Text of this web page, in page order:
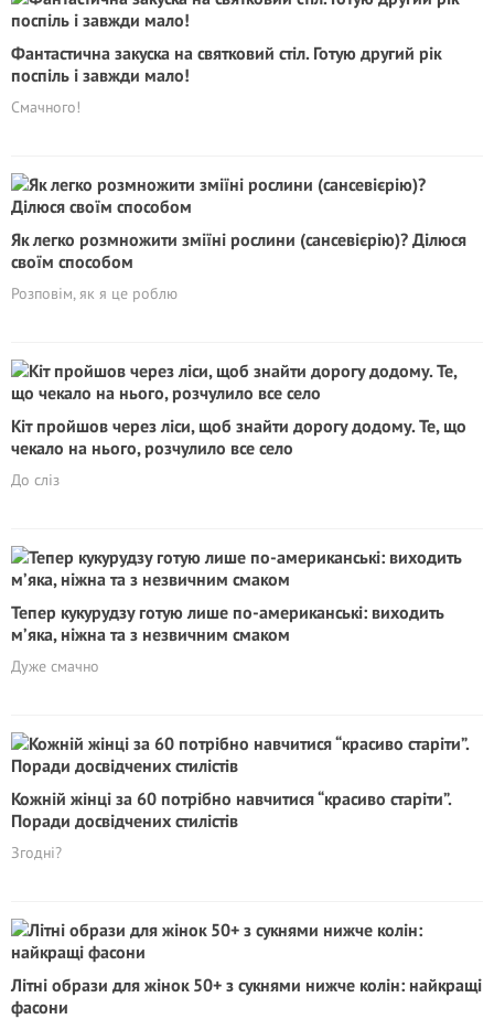
Фантастична закуска на святковий стіл. Готую другий рік
поспіль і завжди мало!
Смачного!
Як легко розмножити зміїні рослини (сансевієрію)? Дiлюся
своїм способом
Розповім, як я це роблю
Кіт пройшов через ліси, щоб знайти дорогу додому. Те, що
чекало на нього, розчулило все село
До сліз
Тепер кукурудзу готую лише по-американські: виходить
м’яка, ніжна та з незвичним смаком
Дуже смачно
Кожній жінці за 60 потрібно навчитися “красиво старіти”.
Поради досвідчених стилістів
Згодні?
Літні образи для жінок 50+ з сукнями нижче колін: найкращі
фасони